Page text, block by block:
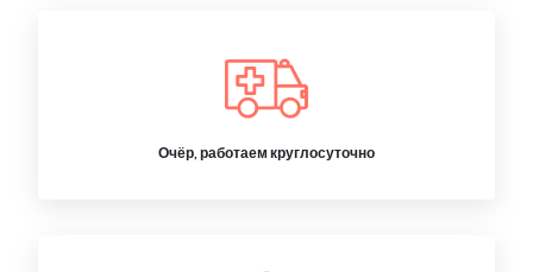
Очёр, работаем круглосуточно